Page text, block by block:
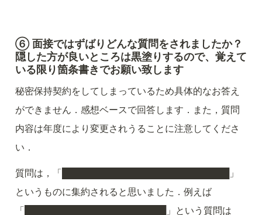
⑥ 面接ではずばりどんな質問をされましたか？
隠した方が良いところは黒塗りするので、覚えて
いる限り箇条書きでお願い致します
秘密保持契約をしてしまっているため具体的なお答え
ができません．感想ベースで回答します．また，質問
内容は年度により変更されうることに注意してくださ
い．
質問は，「██████████████████████████」
というものに集約されると思いました．例えば
「██████████████████████」という質問は